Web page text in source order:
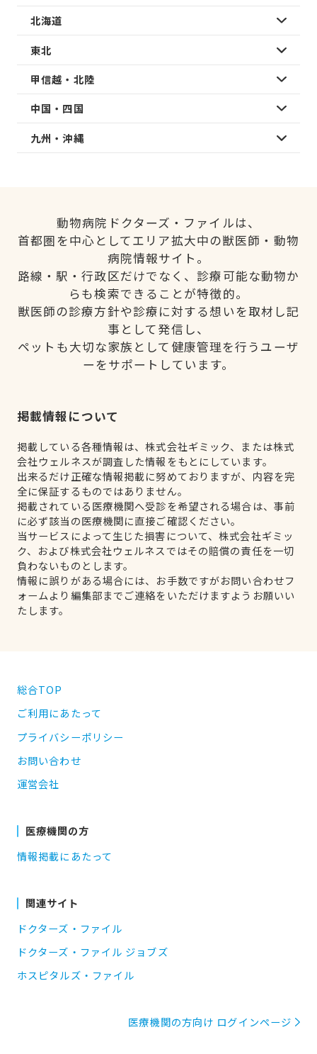
北海道
東北
甲信越・北陸
中国・四国
九州・沖縄
動物病院ドクターズ・ファイルは、
首都圏を中心としてエリア拡大中の獣医師・動物
病院情報サイト。
路線・駅・行政区だけでなく、診療可能な動物か
らも検索できることが特徴的。
獣医師の診療方針や診療に対する想いを取材し記
事として発信し、
ペットも大切な家族として健康管理を行うユーザ
ーをサポートしています。
掲載情報について
掲載している各種情報は、株式会社ギミック、または株式
会社ウェルネスが調査した情報をもとにしています。
出来るだけ正確な情報掲載に努めておりますが、内容を完
全に保証するものではありません。
掲載されている医療機関へ受診を希望される場合は、事前
に必ず該当の医療機関に直接ご確認ください。
当サービスによって生じた損害について、株式会社ギミッ
ク、および株式会社ウェルネスではその賠償の責任を一切
負わないものとします。
情報に誤りがある場合には、お手数ですがお問い合わせフ
ォームより編集部までご連絡をいただけますようお願いい
たします。
総合TOP
ご利用にあたって
プライバシーポリシー
お問い合わせ
運営会社
医療機関の方
情報掲載にあたって
関連サイト
ドクターズ・ファイル
ドクターズ・ファイル ジョブズ
ホスピタルズ・ファイル
医療機関の方向け ログインページ